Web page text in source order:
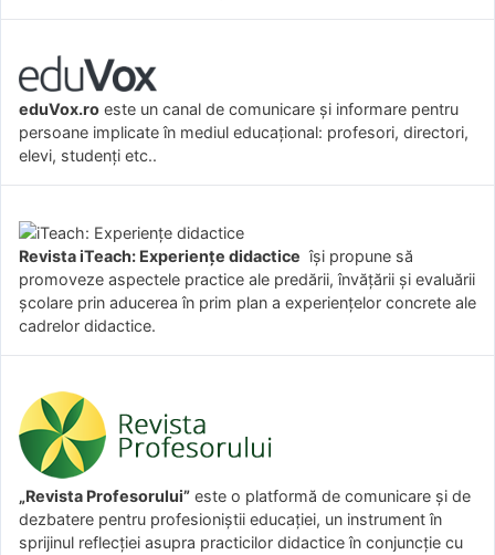
eduVox.ro este un canal de comunicare și informare pentru
persoane implicate în mediul educațional: profesori, directori,
elevi, studenți etc..
Revista iTeach: Experienţe didactice îşi propune să
promoveze aspectele practice ale predării, învăţării şi evaluării
şcolare prin aducerea în prim plan a experienţelor concrete ale
cadrelor didactice.
„Revista Profesorului” este o platformă de comunicare și de
dezbatere pentru profesioniștii educației, un instrument în
sprijinul reflecției asupra practicilor didactice în conjuncție cu